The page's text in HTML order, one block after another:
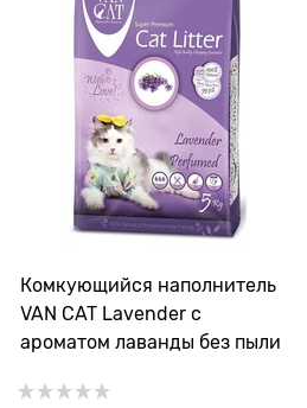
Комкующийся наполнитель
VAN CAT Lavender с
ароматом лаванды без пыли